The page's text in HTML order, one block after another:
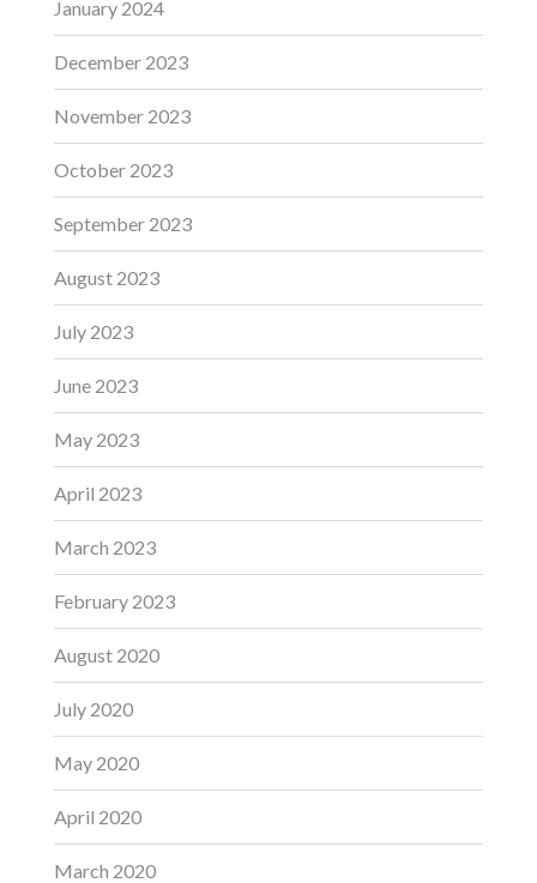
January 2024
December 2023
November 2023
October 2023
September 2023
August 2023
July 2023
June 2023
May 2023
April 2023
March 2023
February 2023
August 2020
July 2020
May 2020
April 2020
March 2020